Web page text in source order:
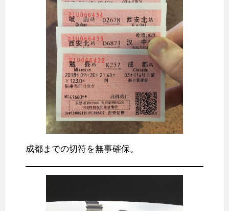
成都までの切符を無事確保。